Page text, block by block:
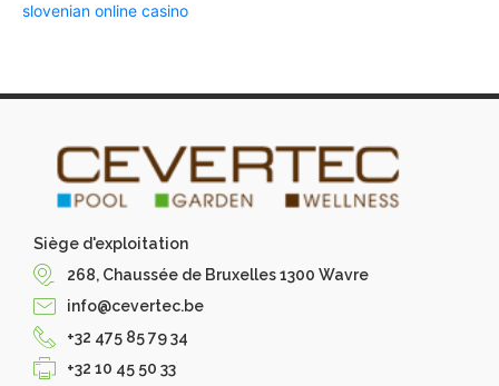
slovenian online casino
Siège d'exploitation
268, Chaussée de Bruxelles 1300 Wavre
info@cevertec.be
+32 475 85 79 34
+32 10 45 50 33